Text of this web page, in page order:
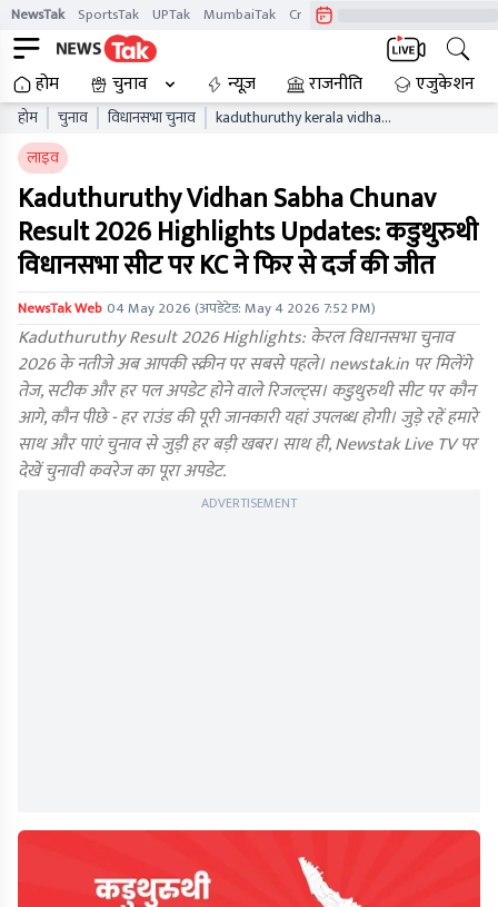
NewsTak SportsTak UPTak MumbaiTak CrimeTak
होम चुनाव न्यूज़ राजनीति एजुकेशन
होम चुनाव विधानसभा चुनाव
kaduthuruthy kerala vidhan
लाइव
Kaduthuruthy Vidhan Sabha Chunav
Result 2026 Highlights Updates: कडुथुरुथी
विधानसभा सीट पर KC ने फिर से दर्ज की जीत
NewsTak Web04 May 2026(अपडेटेड:May 4 2026 7:52 PM)
Kaduthuruthy Result 2026 Highlights: केरल विधानसभा चुनाव
2026 के नतीजे अब आपकी स्क्रीन पर सबसे पहले। newstak.in पर मिलेंगे
तेज, सटीक और हर पल अपडेट होने वाले रिजल्ट्स। कडुथुरुथी सीट पर कौन
आगे, कौन पीछे - हर राउंड की पूरी जानकारी यहां उपलब्ध होगी। जुड़े रहें हमारे
साथ और पाएं चुनाव से जुड़ी हर बड़ी खबर। साथ ही, Newstak Live TV पर
देखें चुनावी कवरेज का पूरा अपडेट.
ADVERTISEMENT